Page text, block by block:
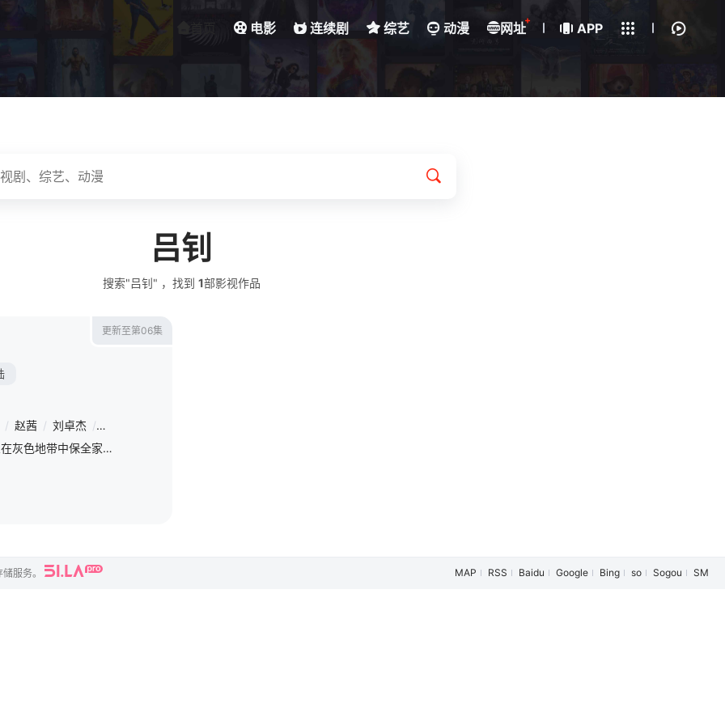
电影 连续剧 综艺 动漫 网址
+
APP
下载客户端
吕钊
搜索"吕钊" ，找到 1部影视作品
更新至第06集
/ 赵茜 / 刘卓杰 / 赵小童
每天 更2律师罗霄原本只想在灰色地带中保全家庭，却因黑帮头目“猫哥”意外死亡在自己的后备箱，被迫接过洗钱集团的权柄。为掩盖真相、筹措女儿巨额医疗费，他以猫哥之名操控全局，周旋于黑帮、警方与地下钱庄之间
MAP RSS Baidu Google Bing so Sogou SM
服务。